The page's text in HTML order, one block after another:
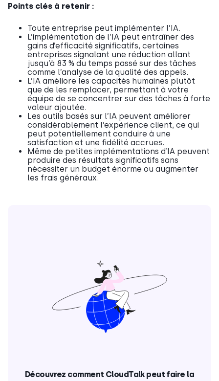
Points clés à retenir :
Toute entreprise peut implémenter l’IA.
L’implémentation de l’IA peut entraîner des
gains d’efficacité significatifs, certaines
entreprises signalant une réduction allant
jusqu’à 83 % du temps passé sur des tâches
comme l’analyse de la qualité des appels.
L’IA améliore les capacités humaines plutôt
que de les remplacer, permettant à votre
équipe de se concentrer sur des tâches à forte
valeur ajoutée.
Les outils basés sur l’IA peuvent améliorer
considérablement l’expérience client, ce qui
peut potentiellement conduire à une
satisfaction et une fidélité accrues.
Même de petites implémentations d’IA peuvent
produire des résultats significatifs sans
nécessiter un budget énorme ou augmenter
les frais généraux.
Découvrez comment CloudTalk peut faire la